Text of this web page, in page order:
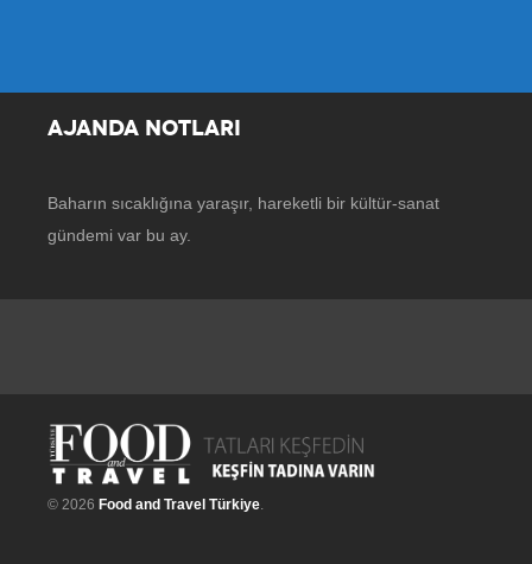
AJANDA NOTLARI
Baharın sıcaklığına yaraşır, hareketli bir kültür-sanat
gündemi var bu ay.
© 2026 Food and Travel Türkiye.